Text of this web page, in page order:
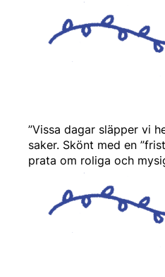
”Vissa dagar släpper vi
saker. Skönt med en
prata om roliga och